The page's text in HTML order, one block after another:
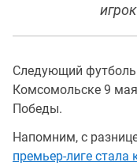
Следующий
Комсомольске 9
Победы.
Напомним, с
премьер-лиге